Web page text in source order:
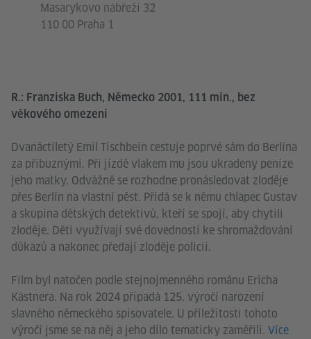
R.: Franziska Buch, Německo 2001, 111 min., bez
věkového omezení
Dvanáctiletý Emil Tischbein cestuje poprvé sám do Berlína
za příbuznými. Při jízdě vlakem mu jsou ukradeny peníze
jeho matky. Odvážně se rozhodne pronásledovat zloděje
přes Berlín na vlastní pěst. Přidá se k němu chlapec Gustav
a skupina dětských detektivů, kteří se spojí, aby chytili
zloděje. Děti využívají své dovednosti ke shromažďování
důkazů a nakonec předají zloděje policii.
Film byl natočen podle stejnojmenného románu Ericha
Kästnera. Na rok 2024 připadá 125. výročí narození
slavného německého spisovatele. U příležitosti tohoto
výročí jsme se na něj a jeho dílo tematicky zaměřili. Více
Masarykovo nábřeží 32
110 00 Praha 1